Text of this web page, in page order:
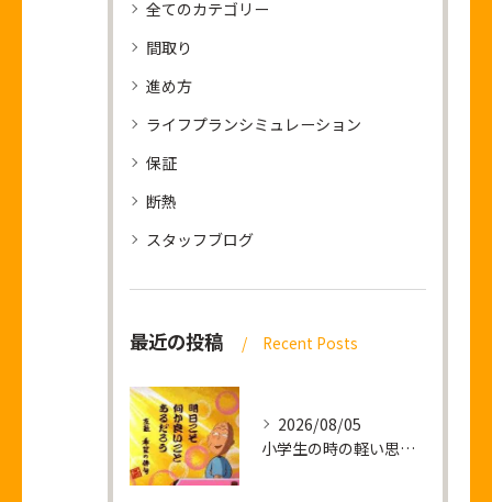
全てのカテゴリー
間取り
進め方
ライフプランシミュレーション
保証
断熱
スタッフブログ
最近の投稿 Recent Posts
2026/08/05
小学生の時の軽い思い出話し